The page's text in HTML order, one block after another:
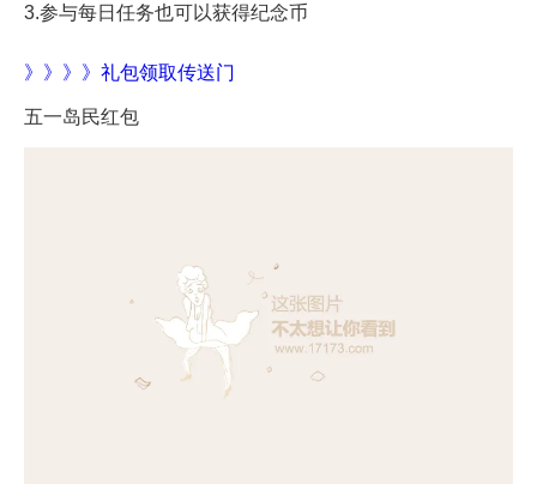
3.参与每日任务也可以获得纪念币
》》》》礼包领取传送门
五一岛民红包